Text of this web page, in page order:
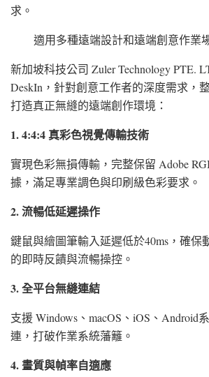
求。
適用多種遠端設計和遠端創意作業
新加坡科技公司 Zuler Technology PTE.
DeskIn，針對創意工作者的深度需求，
打造真正無縫的遠端創作環境：
1. 4:4:4 真彩色視覺傳輸技術
實現色彩無損傳輸，完整保留 Adobe
據，滿足專業調色與印刷級色彩要求。
2. 流暢低延遲操作
鍵鼠與繪圖筆輸入延遲低於40ms，確保
的即時反饋與流暢操控。
3. 全平台無縫連結
支援 Windows、macOS、iOS、Android
連，打破作業系統藩籬。
4. 畫質與幀率自適應